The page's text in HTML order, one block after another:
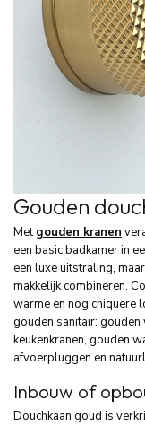
Gouden
Metgouden kranen
een basic badkamer in
een luxe uitstraling,
makkelijk combineren.
warme en nog chiquere
gouden sanitair:
keukenkranen, gouden
afvoerpluggen en
Inbouw of
Douchkaan goud is